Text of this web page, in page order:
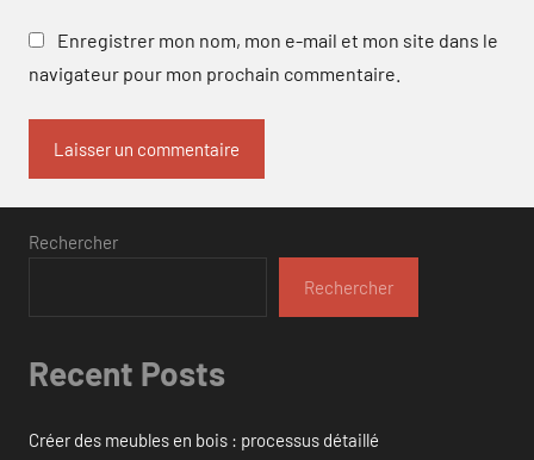
Enregistrer mon nom, mon e-mail et mon site dans le
navigateur pour mon prochain commentaire.
Rechercher
Rechercher
Recent Posts
Créer des meubles en bois : processus détaillé